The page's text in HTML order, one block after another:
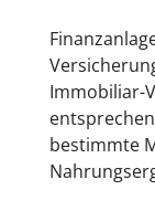
Immobiliar-
bestimmte